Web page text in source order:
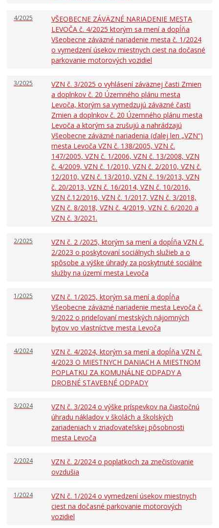
4/2025
VŠEOBECNE ZÁVÄZNÉ NARIADENIE MESTA
LEVOČA č. 4/2025 ktorým sa mení a dopĺňa
Všeobecne záväzné nariadenie mesta č. 1/2024
o vymedzení úsekov miestnych ciest na dočasné
parkovanie motorových vozidiel
3/2025
VZN č. 3/2025 o vyhlásení záväznej časti Zmien
a doplnkov č. 20 Územného plánu mesta
Levoča, ktorým sa vymedzujú záväzné časti
Zmien a doplnkov č. 20 Územného plánu mesta
Levoča a ktorým sa zrušujú a nahrádzajú
Všeobecne záväzné nariadenia (ďalej len „VZN“)
mesta Levoča VZN č. 138/2005, VZN č.
147/2005, VZN č. 1/2006, VZN č. 13/2008, VZN
č. 4/2009, VZN č. 1/2010, VZN č. 2/2010, VZN č.
12/2010, VZN č. 13/2010, VZN č. 19/2013, VZN
č. 20/2013, VZN č. 16/2014, VZN č. 10/2016,
VZN č.12/2016, VZN č. 1/2017, VZN č. 3/2018,
VZN č. 8/2018, VZN č. 4/2019, VZN č. 6/2020 a
VZN č. 3/2021.
2/2025
VZN č. 2 /2025, ktorým sa mení a dopĺňa VZN č.
2/2023 o poskytovaní sociálnych služieb a o
spôsobe a výške úhrady za poskytnuté sociálne
služby na území mesta Levoča
1/2025
VZN č. 1/2025, ktorým sa mení a dopĺňa
Všeobecne záväzné nariadenie mesta Levoča č.
9/2022 o prideľovaní mestských nájomných
bytov vo vlastníctve mesta Levoča
4/2024
VZN č. 4/2024, ktorým sa mení a dopĺňa VZN č.
4/2023 O MIESTNYCH DANIACH A MIESTNOM
POPLATKU ZA KOMUNÁLNE ODPADY A
DROBNÉ STAVEBNÉ ODPADY
3/2024
VZN č. 3/2024 o výške príspevkov na čiastočnú
úhradu nákladov v školách a školských
zariadeniach v zriaďovateľskej pôsobnosti
mesta Levoča
2/2024
VZN č. 2/2024 o poplatkoch za znečisťovanie
ovzdušia
1/2024
VZN č. 1/2024 o vymedzení úsekov miestnych
ciest na dočasné parkovanie motorových
vozidiel